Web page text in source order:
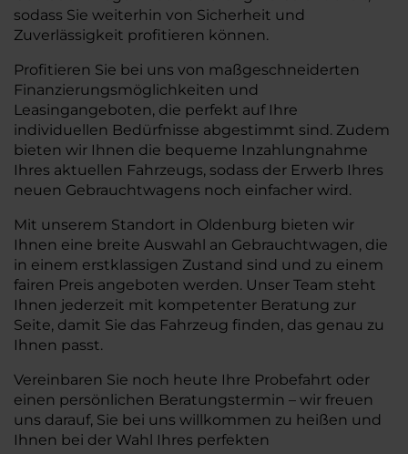
sodass Sie weiterhin von Sicherheit und
Zuverlässigkeit profitieren können.
Profitieren Sie bei uns von maßgeschneiderten
Finanzierungsmöglichkeiten und
Leasingangeboten, die perfekt auf Ihre
individuellen Bedürfnisse abgestimmt sind. Zudem
bieten wir Ihnen die bequeme Inzahlungnahme
Ihres aktuellen Fahrzeugs, sodass der Erwerb Ihres
neuen Gebrauchtwagens noch einfacher wird.
Mit unserem Standort in Oldenburg bieten wir
Ihnen eine breite Auswahl an Gebrauchtwagen, die
in einem erstklassigen Zustand sind und zu einem
fairen Preis angeboten werden. Unser Team steht
Ihnen jederzeit mit kompetenter Beratung zur
Seite, damit Sie das Fahrzeug finden, das genau zu
Ihnen passt.
Vereinbaren Sie noch heute Ihre Probefahrt oder
einen persönlichen Beratungstermin – wir freuen
uns darauf, Sie bei uns willkommen zu heißen und
Ihnen bei der Wahl Ihres perfekten